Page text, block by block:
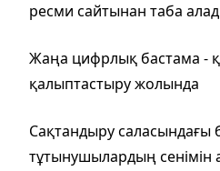
ресми сайтынан таба
Жаңа цифрлық бастама -
қалыптастыру жолында
Сақтандыру саласындағы
тұтынушылардың сенімін